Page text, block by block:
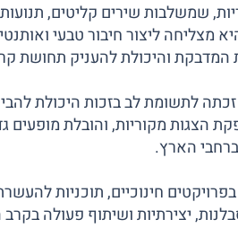
שמשלבות שירים קליטים,
מצליחה ליצור חיבור טבעי
המדבקת והיכולת להעניק תחושת
לתשומת לב בזכות היכולת
מקוריות, והובלת מופעים
ברחבי הארץ.
חינוכיים, תוכניות
יצירתיות ושיתוף פעולה